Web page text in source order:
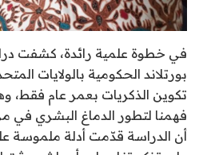
في خطوة علمية رائدة، كشفت
بورتلاند الحكومية بالولايات
تكوين الذكريات بعمر عام فقط،
فهمنا لتطور الدماغ البشري في
أن الدراسة قدّمت أدلة ملموسة